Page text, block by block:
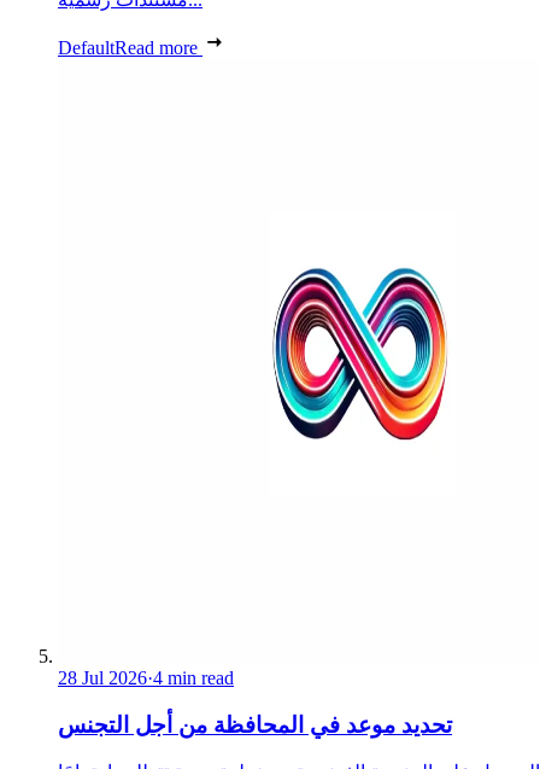
DefaultRead more
28 Jul 2026·4 min read
تحديد موعد في المحافظة من أجل التجنس